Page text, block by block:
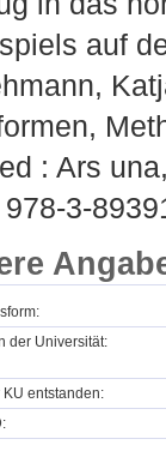
auf
: Ars
3-
der Universität:
entstanden: